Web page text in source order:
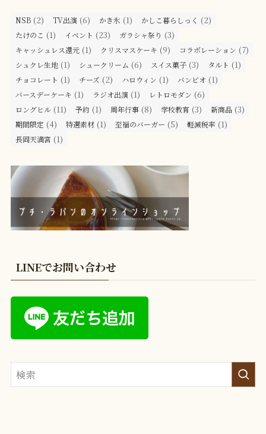
NSB (2) TV出演 (6) かき氷 (1) かしこ暮らしっく (2)
たけのこ (1) イベント (23) ガラシャ祭り (3)
キャッシュレス還元 (1) クリスマスケーキ (9) コラボレーション (7)
シュクレ生地 (1) シュークリーム (6) スイス菓子 (3) タルト (1)
チョコレート (1) チーズ (2) ハロウィン (1) バンビオ (1)
バースデーケーキ (1) ラジオ出演 (1) レトロモダン (6)
ロングヒル (11) 予約 (1) 周年行事 (8) 学校教育 (3) 新商品 (3)
期間限定 (4) 特選素材 (1) 至福のバーガー (5) 軽減税率 (1)
長岡天満宮 (1)
LINEでお問い合わせ